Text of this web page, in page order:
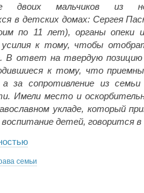
двоих мальчиков из
в детских домах: Сергея
по 11 лет), органы опеки
усилия к тому, чтобы
В ответ на твердую позицию
к тому, что
а за сопротивление из
Имели место и
укладе, который
воспитание детей, говорится
семьи